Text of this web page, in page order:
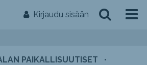
Kirjaudu sisään
PAIKALLISUUTISET
•